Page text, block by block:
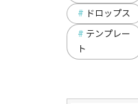
ドロップス
テンプレー
ト